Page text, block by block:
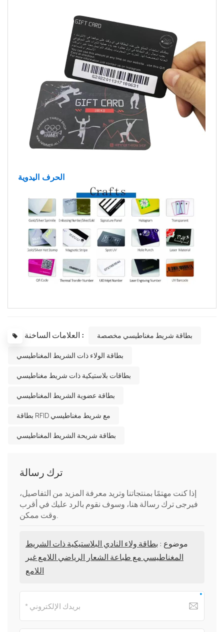
الحرف اليدوية
العلامات الساخنة : بطاقة شريط مغناطيسي مخصصة
بطاقة الولاء ذات الشريط المغناطيسي
بطاقات بلاستيكية ذات شريط مغناطيسي
بطاقة عضوية الشريط المغناطيسي
بطاقة RFID مع شريط مغناطيسي
بطاقة شريحة الشريط المغناطيسي
ترك رسالة
إذا كنت مهتمًا بمنتجاتنا وتريد معرفة المزيد من التفاصيل،
فيرجى ترك رسالة هنا، وسوف نقوم بالرد عليك في أقرب
وقت ممكن.
موضوع : بطاقة ولاء النادي البلاستيكية ذات الشريط
المغناطيسي مع طباعة الشعار الرياضي اللامع غير
اللامع